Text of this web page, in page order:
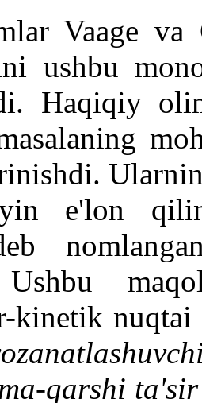
Vaage va
ushbu
Haqiqiy
e'lon
kinetik nuqtai
qarshi